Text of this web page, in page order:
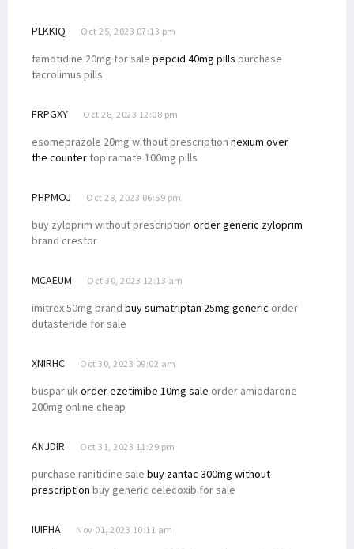
PLKKIQ Oct 25, 2023 07:13 pm
famotidine 20mg for sale pepcid 40mg pills purchase
tacrolimus pills
FRPGXY Oct 28, 2023 12:08 pm
esomeprazole 20mg without prescription nexium over
the countertopiramate 100mg pills
PHPMOJ Oct 28, 2023 06:59 pm
buy zyloprim without prescription order generic zyloprim
brand crestor
MCAEUM Oct 30, 2023 12:13 am
imitrex 50mg brand buy sumatriptan 25mg generic order
dutasteride for sale
XNIRHC Oct 30, 2023 09:02 am
buspar ukorder ezetimibe 10mg sale order amiodarone
200mg online cheap
ANJDIR Oct 31, 2023 11:29 pm
purchase ranitidine sale buy zantac 300mg without
prescription buy generic celecoxib for sale
IUIFHA Nov 01, 2023 10:11 am